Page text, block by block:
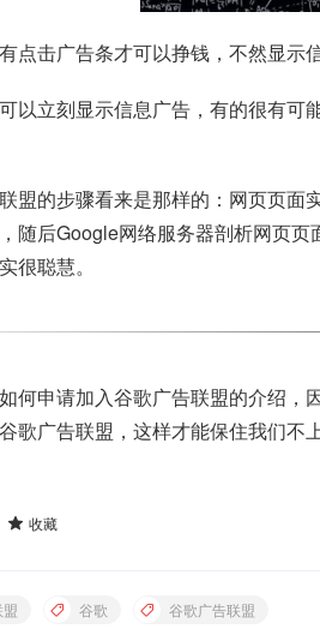
点击广告条才可以挣钱，不然显示
以立刻显示信息广告，有的很有可
盟的步骤看来是那样的：网页页面
随后Google网络服务器剖析网页
很聪慧。
何申请加入谷歌广告联盟的介绍
歌广告联盟，这样才能保住我们不
收藏
谷歌 谷歌广告联盟